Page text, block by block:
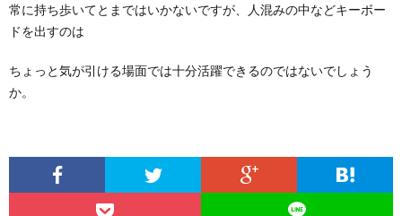
常に持ち歩いてとまではいかないですが、人混みの中などキーボー
ドを出すのは
ちょっと気が引ける場面では十分活躍できるのではないでしょう
か。